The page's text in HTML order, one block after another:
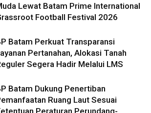
Lewat Batam Prime International
Football Festival 2026
Batam Perkuat Transparansi
Pertanahan, Alokasi Tanah
Segera Hadir Melalui LMS
Batam Dukung Penertiban
Ruang Laut Sesuai
Peraturan Perundang-